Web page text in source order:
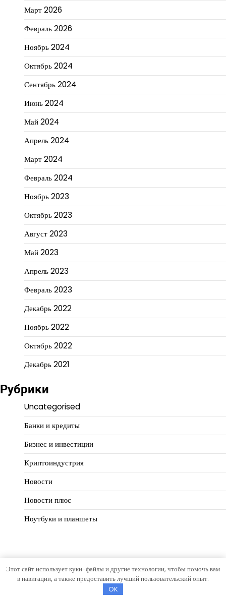
Март 2026
Февраль 2026
Ноябрь 2024
Октябрь 2024
Сентябрь 2024
Июнь 2024
Май 2024
Апрель 2024
Март 2024
Февраль 2024
Ноябрь 2023
Октябрь 2023
Август 2023
Май 2023
Апрель 2023
Февраль 2023
Декабрь 2022
Ноябрь 2022
Октябрь 2022
Декабрь 2021
Рубрики
Uncategorised
Банки и кредиты
Бизнес и инвестиции
Криптоиндустрия
Новости
Новости плюс
Ноутбуки и планшеты
Copyright © 2026Финансовая логикаТема Hourly News от
Этот сайт использует куки-файлы и другие технологии, чтобы помочь вам
в навигации, а также предоставить лучший пользовательский опыт.
OK